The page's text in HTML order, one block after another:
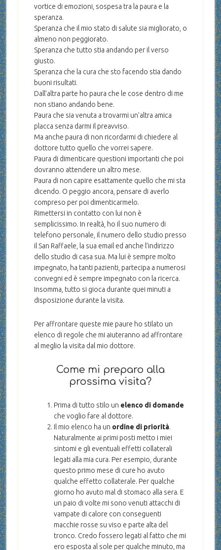
vortice di emozioni, sospesa tra la paura e la
speranza.
Speranza che il mio stato di salute sia migliorato, o
almeno non peggiorato.
Speranza che tutto stia andando per il verso
giusto.
Speranza che la cura che sto facendo stia dando
buoni risultati.
Dall’altra parte ho paura che le cose dentro di me
non stiano andando bene.
Paura che sia venuta a trovarmi un’altra amica
placca senza darmi il preavviso.
Ma anche paura di non ricordarmi di chiedere al
dottore tutto quello che vorrei sapere.
Paura di dimenticare questioni importanti che poi
dovranno attendere un altro mese.
Paura di non capire esattamente quello che mi sta
dicendo. O peggio ancora, pensare di averlo
compreso per poi dimenticarmelo.
Rimettersi in contatto con lui non è
semplicissimo. In realtà, ho il suo numero di
telefono personale, il numero dello studio presso
il San Raffaele, la sua email ed anche l’indirizzo
dello studio di casa sua. Ma lui è sempre molto
impegnato, ha tanti pazienti, partecipa a numerosi
convegni ed è sempre impegnato con la ricerca.
Insomma, tutto si gioca durante quei minuti a
disposizione durante la visita.
Per affrontare queste mie paure ho stilato un
elenco di regole che mi aiuteranno ad affrontare
al meglio la visita dal mio dottore.
Come mi preparo alla
prossima visita?
Prima di tutto stilo un elenco di domande
che voglio fare al dottore.
Il mio elenco ha un ordine di priorità.
Naturalmente ai primi posti metto i miei
sintomi e gli eventuali effetti collaterali
legati alla mia cura. Per esempio, durante
questo primo mese di cure ho avuto
qualche effetto collaterale. Per qualche
giorno ho avuto mal di stomaco alla sera. E
un paio di volte mi sono venuti attacchi di
vampate di calore con conseguenti
macchie rosse su viso e parte alta del
tronco. Credo fossero legati al fatto che mi
ero esposta al sole per qualche minuto, ma